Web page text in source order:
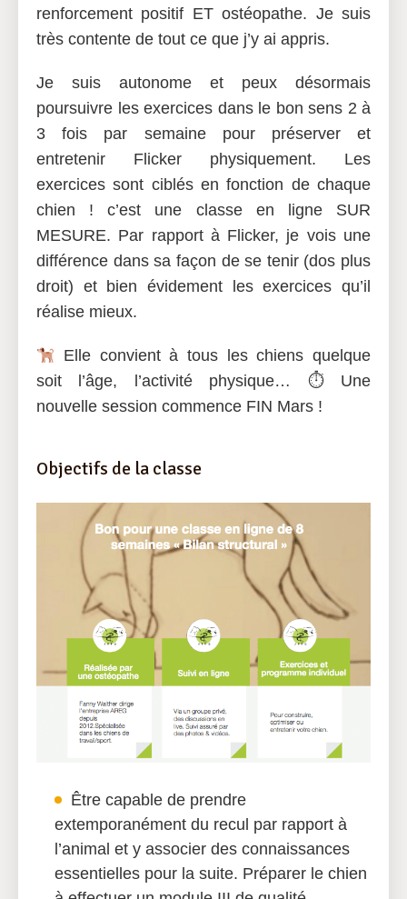
renforcement positif ET ostéopathe. Je suis
très contente de tout ce que j’y ai appris.
Je suis autonome et peux désormais
poursuivre les exercices dans le bon sens 2 à
3 fois par semaine pour préserver et
entretenir Flicker physiquement. Les
exercices sont ciblés en fonction de chaque
chien ! c’est une classe en ligne SUR
MESURE. Par rapport à Flicker, je vois une
différence dans sa façon de se tenir (dos plus
droit) et bien évidement les exercices qu’il
réalise mieux.
Elle convient à tous les chiens quelque
soit l’âge, l’activité physique… ⏱ Une
nouvelle session commence FIN Mars !
Objectifs de la classe
Être capable de prendre
extemporanément du recul par rapport à
l’animal et y associer des connaissances
essentielles pour la suite. Préparer le chien